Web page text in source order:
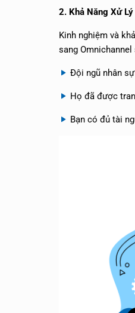
2. Khả Năng Xử
Kinh nghiệm và
sang
Đội ngũ nhân
Họ đã được
Bạn có đủ tài